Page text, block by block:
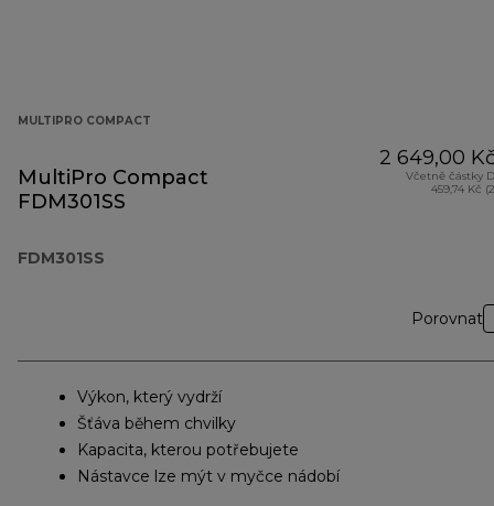
MULTIPRO COMPACT
MultiPro Compact
FDM301SS
FDM301SS
2 649,00
Včetně částky
459,74 Kč
Porovnat
Výkon, který vydrží
Šťáva během chvilky
Kapacita, kterou potřebujete
Nástavce lze mýt v myčce nádobí